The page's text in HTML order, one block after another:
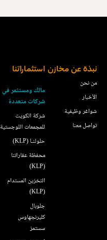
نبذة عن مخازن
من نحن
الأخبار
شواغر وظيفية
تواصل معنا
استثماراتنا
مالك ومستثمر في
شركات متعددة
شركة الكويت
للمجمعات اللوجستية
حلولنـا (KLP)
محفظة عقاراتنا
(KLP)
التخزين المستدام
(KLP)
جلوبال
كليرنجهاوس
سستمز